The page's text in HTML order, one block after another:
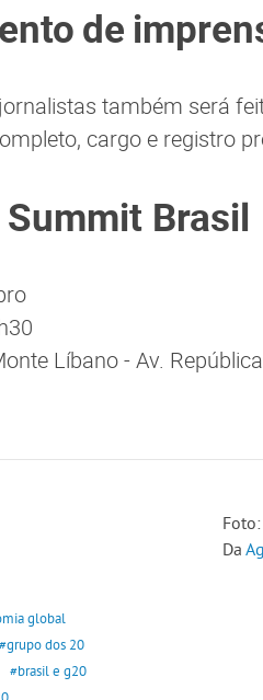
de
também será
cargo e registro
Brasil
Líbano - Av.
global
#grupo dos 20
#brasil e g20
Da